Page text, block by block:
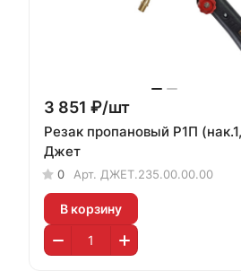
3 851 ₽/шт
Резак пропановый Р1П
Джет
0 Арт. ДЖЕТ.235.00.00.00
В корзину